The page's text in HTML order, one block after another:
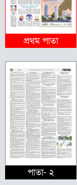
প্রথম পাতা
পাতা- ২